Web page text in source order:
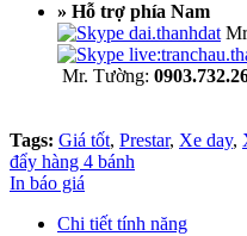
» Hỗ trợ phía Nam
Mr. Tường:
Tags: Giá tốt, Prestar, Xe day,
đẩy hàng 4 bánh
In báo giá
Chi tiết tính năng